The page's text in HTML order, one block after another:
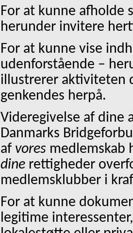
For at kunne afholde
herunder invitere
For at kunne vise
udenforstående –
illustrerer aktiviteten
genkendes herpå.
Videregivelse af dine
Danmarks
af vores medlemskab
dine rettigheder
medlemsklubber i
For at kunne
legitime